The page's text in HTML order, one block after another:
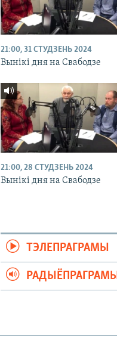
21:00, 31 СТУДЗЕНЬ 2024
Вынікі дня на Свабодзе
21:00, 28 СТУДЗЕНЬ 2024
Вынікі дня на Свабодзе
ТЭЛЕПРАГРАМЫ
РАДЫЁПРАГРАМЫ